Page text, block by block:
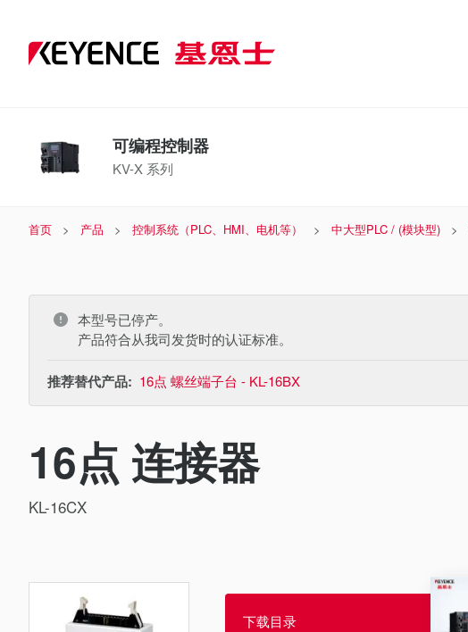
可编程控制器
KV-X 系列
首页 产品 控制系统（PLC、HMI、电机等） 中大型PLC / (模块型)
本型号已停产。
产品符合从我司发货时的认证标准。
推荐替代产品: 16点 螺丝端子台 - KL-16BX
16点 连接器
KL-16CX
下载目录